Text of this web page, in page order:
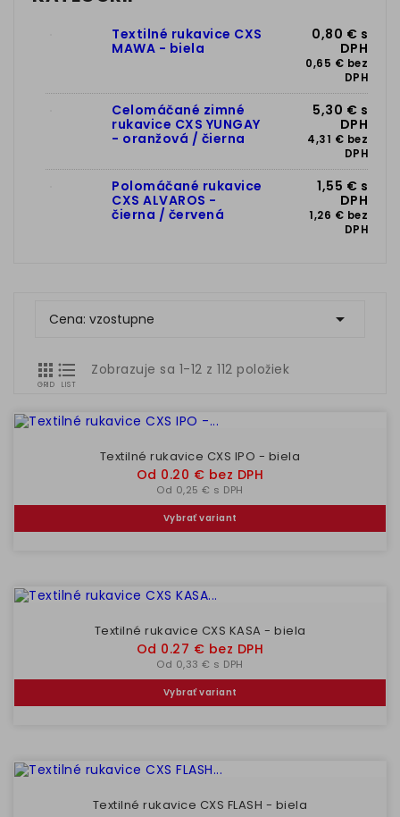
Textilné rukavice CXS
MAWA - biela
0,80 € s
DPH
0,65 € bez
DPH
Celomáčané zimné
rukavice CXS YUNGAY
- oranžová / čierna
5,30 € s
DPH
4,31 € bez
DPH
Polomáčané rukavice
CXS ALVAROS -
čierna / červená
1,55 € s
DPH
1,26 € bez
DPH
Cena: vzostupne 

GRID

LIST
Zobrazuje sa 1-12 z 112 položiek
Textilné rukavice CXS IPO - biela
Cena
Od 0.20 € bez DPH
Od 0,25 € s DPH
Vybrať variant
Textilné rukavice CXS KASA - biela
Cena
Od 0.27 € bez DPH
Od 0,33 € s DPH
Vybrať variant
Textilné rukavice CXS FLASH - biela